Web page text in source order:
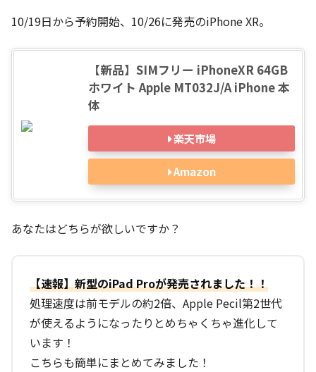
10/19日から予約開始、10/26に発売のiPhone XR。
【新品】SIMフリー iPhoneXR 64GB
ホワイト Apple MT032J/A iPhone 本
体
楽天市場
Amazon
あなたはどちらが欲しいですか？
【速報】新型のiPad Proが発売されました！！
処理速度は前モデルの約2倍、Apple Pecil第2世代
が使えるようになったりとめちゃくちゃ進化して
います！
こちらも簡単にまとめてみました！